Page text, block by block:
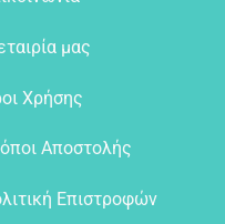
μας
Χρήσης
Αποστολής
Επιστροφών